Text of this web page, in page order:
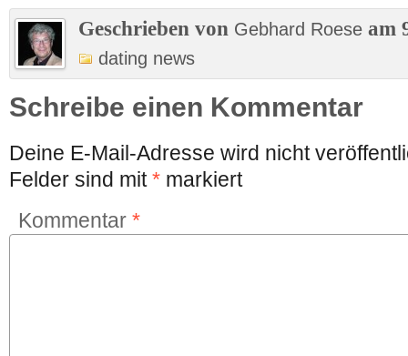
Geschrieben von Gebhard Roese am
dating news
Schreibe einen Kommentar
Deine E-Mail-Adresse wird nicht
Felder sind mit* markiert
Kommentar *